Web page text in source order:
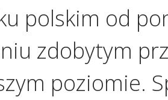
polskim od
zdobytym
poziomie.